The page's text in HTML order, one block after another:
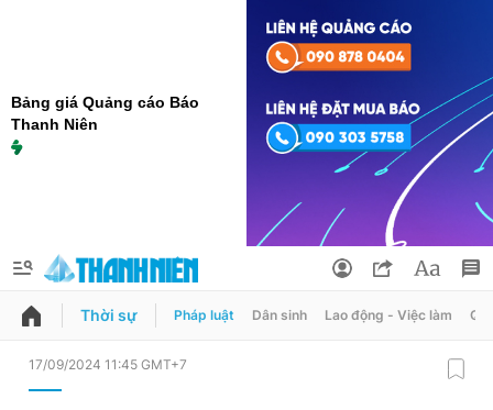
Bảng giá Quảng cáo Báo
Thanh Niên
QUẢNG CÁO
Thời sự Pháp luật Dân sinh Lao động - Việc làm
17/09/2024 11:45 GMT+7